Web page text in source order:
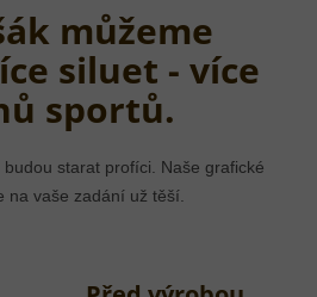
můžeme
siluet - více
sportů.
starat profíci. Naše grafické
na vaše zadání už těší.